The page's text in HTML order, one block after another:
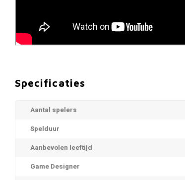
Specificaties
Aantal spelers
Spelduur
Aanbevolen leeftijd
Game Designer